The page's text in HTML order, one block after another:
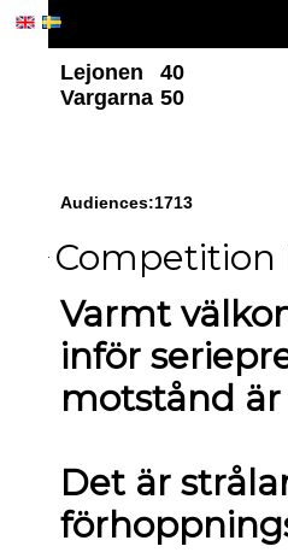
Lejonen
40
Vargarna 50
Audiences:1713
Competition
Varmt
inför
motstånd är
Det är